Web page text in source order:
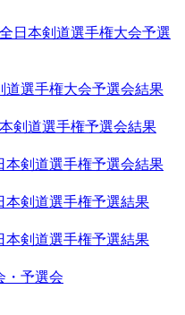
日本剣道選手権大会予選
道選手権大会予選会結果
剣道選手権予選会結果
本剣道選手権予選会結果
本剣道選手権予選結果
本剣道選手権予選結果
・予選会